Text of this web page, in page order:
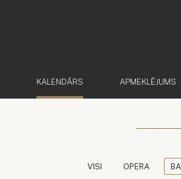
KALENDĀRS APMEKLĒJUMS
VISI OPERA